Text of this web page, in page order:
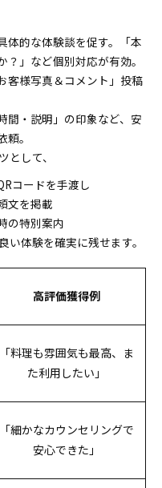
体的な体験談を促す。「本
」など個別対応が有効。
客様写真＆コメント」投稿
間・説明」の印象など、安
。
して、
コードを手渡し
文を掲載
の特別案内
体験を確実に残せます。
高評価獲得例
「料理も雰囲気も最高、ま
た利用したい」
「細かなカウンセリングで
安心できた」